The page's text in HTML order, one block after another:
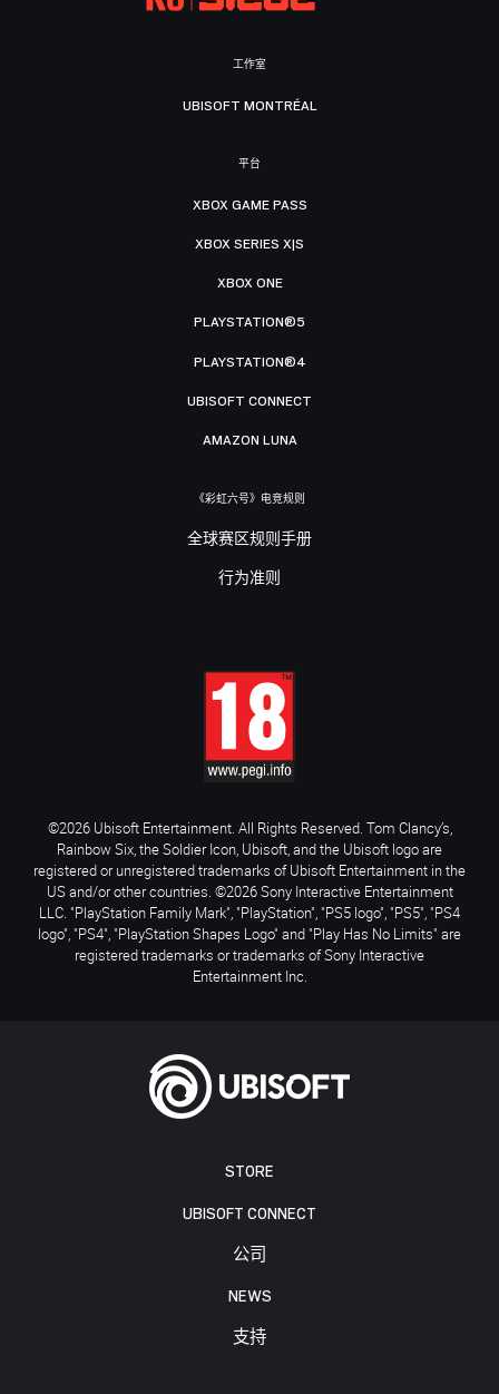
STORE
UBISOFT CONNECT
公司
NEWS
支持
工作室
UBISOFT MONTRÉAL
平台
XBOX GAME PASS
XBOX SERIES X|S
XBOX ONE
PLAYSTATION®5
PLAYSTATION®4
UBISOFT CONNECT
AMAZON LUNA
《彩虹六号》电竞规则
全球赛区规则手册
行为准则
©2026 Ubisoft Entertainment. All Rights Reserved. Tom Clancy’s,
Rainbow Six, the Soldier Icon, Ubisoft, and the Ubisoft logo are
registered or unregistered trademarks of Ubisoft Entertainment in the
US and/or other countries. ©2026 Sony Interactive Entertainment
LLC. "PlayStation Family Mark", "PlayStation", "PS5 logo", "PS5", "PS4
logo", "PS4", "PlayStation Shapes Logo" and "Play Has No Limits" are
registered trademarks or trademarks of Sony Interactive
Entertainment Inc.